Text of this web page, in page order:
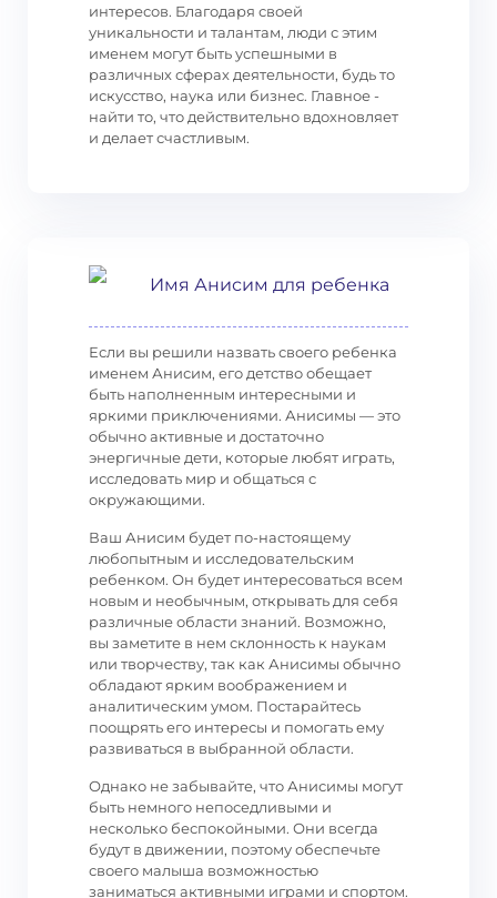
интересов. Благодаря своей
уникальности и талантам, люди с этим
именем могут быть успешными в
различных сферах деятельности, будь то
искусство, наука или бизнес. Главное -
найти то, что действительно вдохновляет
и делает счастливым.
Имя Анисим для ребенка
Если вы решили назвать своего ребенка
именем Анисим, его детство обещает
быть наполненным интересными и
яркими приключениями. Анисимы — это
обычно активные и достаточно
энергичные дети, которые любят играть,
исследовать мир и общаться с
окружающими.
Ваш Анисим будет по-настоящему
любопытным и исследовательским
ребенком. Он будет интересоваться всем
новым и необычным, открывать для себя
различные области знаний. Возможно,
вы заметите в нем склонность к наукам
или творчеству, так как Анисимы обычно
обладают ярким воображением и
аналитическим умом. Постарайтесь
поощрять его интересы и помогать ему
развиваться в выбранной области.
Однако не забывайте, что Анисимы могут
быть немного непоседливыми и
несколько беспокойными. Они всегда
будут в движении, поэтому обеспечьте
своего малыша возможностью
заниматься активными играми и спортом.